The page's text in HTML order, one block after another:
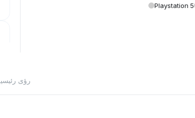
Playstation 5
رؤى